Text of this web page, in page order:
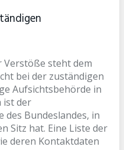
Verstöße steht dem
bei der zuständigen
Aufsichtsbehörde in
ist der
Bundeslandes, in
Sitz hat. Eine Liste der
deren Kontaktdaten